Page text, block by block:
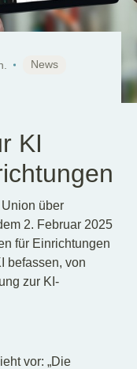
News
KI
über
2. Februar 2025
für Einrichtungen
befassen, von
zur KI-
vor: „Die